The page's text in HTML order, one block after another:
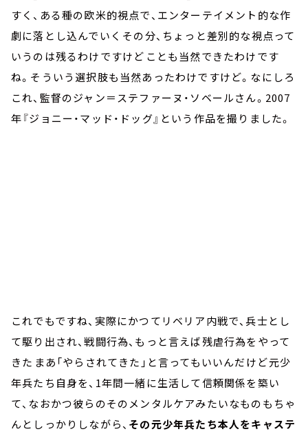
すく、ある種の欧米的視点で、エンターテイメント的な作
劇に落とし込んでいく――その分、ちょっと差別的な視点って
いうのは残るわけですけど――ことも当然できたわけです
ね。そういう選択肢も当然あったわけですけど。なにしろ
これ、監督のジャン＝ステファーヌ・ソベールさん。2007
年『ジョニー・マッド・ドッグ』という作品を撮りました。
これでもですね、実際にかつてリベリア内戦で、兵士とし
て駆り出され、戦闘行為、もっと言えば残虐行為をやって
きた――まあ「やらされてきた」と言ってもいいんだけど――元少
年兵たち自身を、1年間一緒に生活して信頼関係を築い
て、なおかつ彼らのそのメンタルケアみたいなものもちゃ
んとしっかりしながら、 その元少年兵たち本人をキャステ